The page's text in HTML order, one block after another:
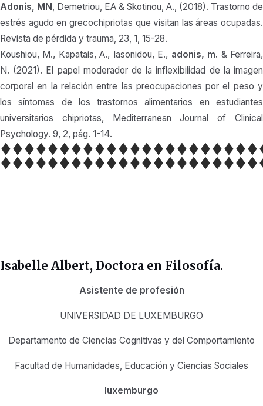
Adonis, MN, Demetriou, EA & Skotinou, A., (2018). Trastorno de
estrés agudo en grecochipriotas que visitan las áreas ocupadas.
Revista de pérdida y trauma, 23, 1, 15-28.
Koushiou, M., Kapatais, A., Iasonidou, E., adonis, m. & Ferreira,
N. (2021). El papel moderador de la inflexibilidad de la imagen
corporal en la relación entre las preocupaciones por el peso y
los síntomas de los trastornos alimentarios en estudiantes
universitarios chipriotas, Mediterranean Journal of Clinical
Psychology. 9, 2, pág. 1-14.
Isabelle Albert, Doctora en Filosofía.
Asistente de profesión
UNIVERSIDAD DE LUXEMBURGO
Departamento de Ciencias Cognitivas y del Comportamiento
Facultad de Humanidades, Educación y Ciencias Sociales
luxemburgo